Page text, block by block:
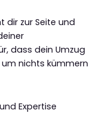
dir zur Seite und
dass dein Umzug
nichts kümmern
Expertise